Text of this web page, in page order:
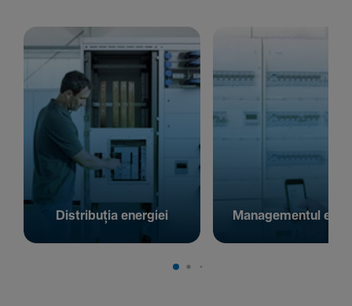
Distribuția energiei Managementul